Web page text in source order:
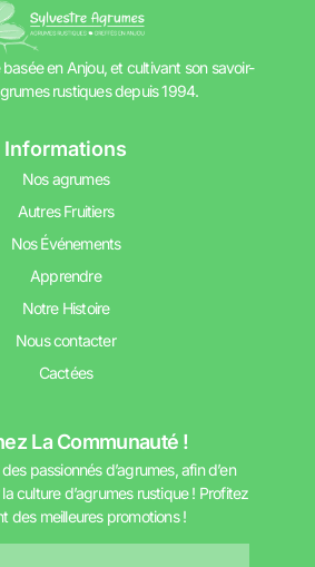
en Anjou, et cultivant son savoir-
rustiques depuis 1994.
Informations
Nos agrumes
Autres Fruitiers
Nos Événements
Apprendre
Notre Histoire
Nous contacter
Cactées
La Communauté !
passionnés d’agrumes, afin d’en
culture d’agrumes rustique ! Profitez
des meilleures promotions !